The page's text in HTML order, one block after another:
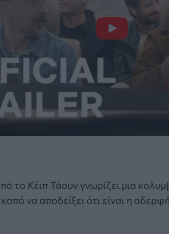
το Κέιπ Τάουν γνωρίζει μια
να αποδείξει ότι είναι η